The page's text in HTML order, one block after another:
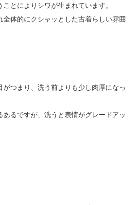
とによりシワが生まれています。
全体的にクシャッとした古着らしい雰囲
がつまり、洗う前よりも少し肉厚になっ
あるですが、洗うと表情がグレードアッ